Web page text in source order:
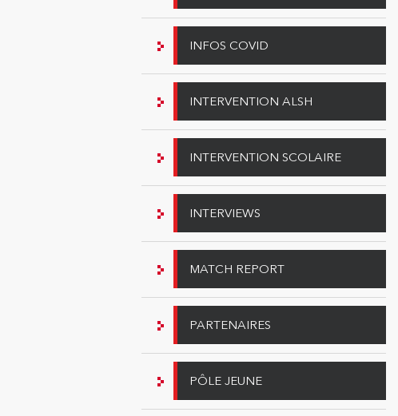
INFOS COVID
INTERVENTION ALSH
INTERVENTION SCOLAIRE
INTERVIEWS
MATCH REPORT
PARTENAIRES
PÔLE JEUNE